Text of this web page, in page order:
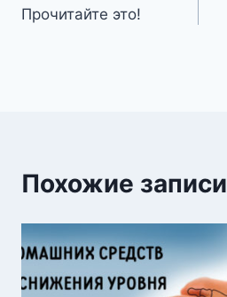
Прочитайте это!
Похожие записи